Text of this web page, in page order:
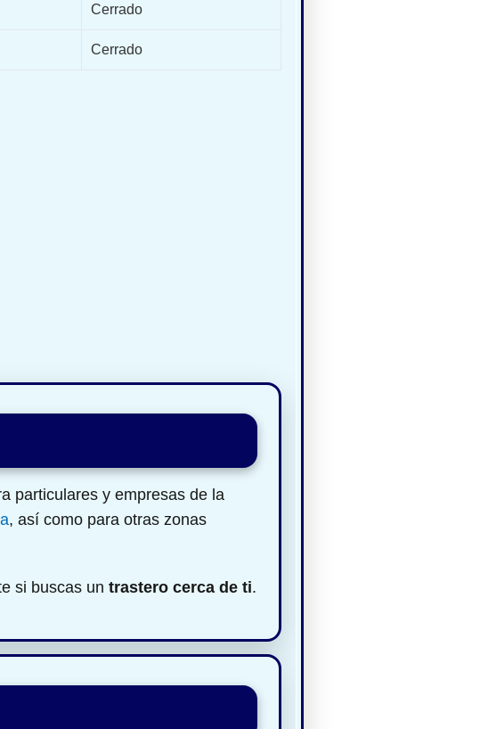
Cerrado
Cerrado
particulares y empresas de la
, así como para otras zonas
si buscas un trastero cerca de ti.